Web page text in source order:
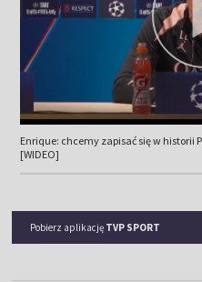
Enrique: chcemy zapisać się w historii
[WIDEO]
Pobierz aplikację TVP SPORT